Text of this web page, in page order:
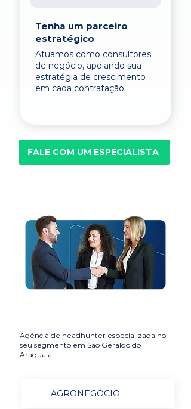
Tenha um parceiro
estratégico
Atuamos como consultores
de negócio, apoiando sua
estratégia de crescimento
em cada contratação.
FALE COM UM ESPECIALISTA
Agência de headhunter especializada no
seu segmento em São Geraldo do
Araguaia
AGRONEGÓCIO